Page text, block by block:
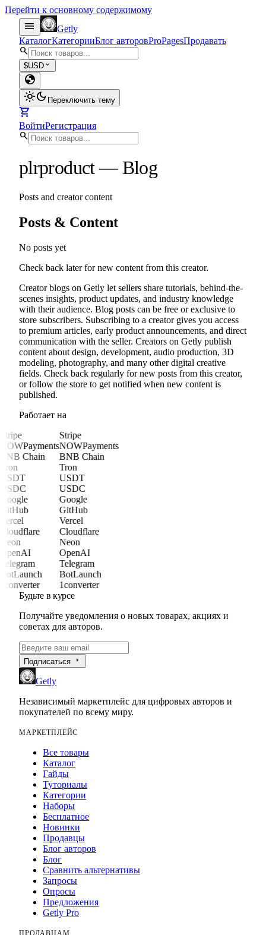
Перейти к основному содержимому
menu
Getly
КаталогКатегорииБлог авторовProPagesПродавать
search
$USD expand_more
globe
light_modedark_mode Переключить тему
shopping_cart
ВойтиРегистрация
search
plrproduct—Blog
Posts and creator content
Posts & Content
No posts yet
Check back later for new content from this creator.
Creator blogs on Getly let sellers share tutorials, behind-the-
scenes insights, product updates, and industry knowledge
with their audience. Blog posts can be free or exclusive to
store subscribers. Subscribing to a creator gives you access
to premium articles, early product announcements, and direct
communication with the seller. Creators on Getly publish
content about design, development, audio production, 3D
modeling, photography, and many other digital creative
fields. Check back regularly for new posts from this creator,
or follow the store to get notified when new content is
published.
Работает на
Stripe
NOWPayments
BNB Chain
Tron
USDT
USDC
Google
GitHub
Vercel
Cloudflare
Neon
OpenAI
Telegram
BotLaunch
1converter
Stripe
NOWPayments
BNB Chain
Tron
USDT
USDC
Google
GitHub
Vercel
Cloudflare
Neon
OpenAI
Telegram
BotLaunch
1converter
Будьте в курсе
Получайте уведомления о новых товарах, акциях и
советах для авторов.
Подписаться arrow_right
Getly
Независимый маркетплейс для цифровых авторов и
покупателей по всему миру.
МАРКЕТПЛЕЙС
Все товары
Каталог
Гайды
Туториалы
Категории
Наборы
Бесплатное
Новинки
Продавцы
Блог авторов
Блог
Сравнить альтернативы
Запросы
Опросы
Предложения
Getly Pro
ПРОДАВЦАМ